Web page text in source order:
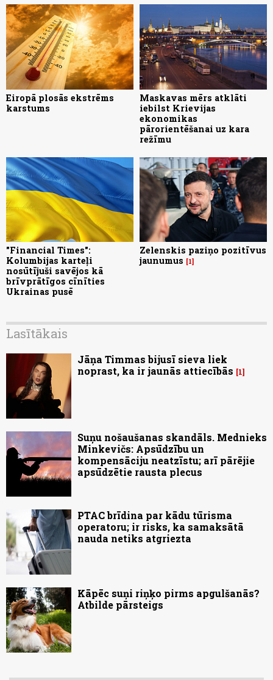
Eiropā plosās ekstrēms
karstums
Maskavas mērs atklāti
iebilst Krievijas
ekonomikas
pārorientēšanai uz kara
režīmu
"Financial Times":
Kolumbijas karteļi
nosūtījuši savējos kā
brīvprātīgos cīnīties
Ukrainas pusē
Zelenskis paziņo pozitīvus
jaunumus
1
Lasītākais
Jāņa Timmas bijusī sieva liek
noprast, ka ir jaunās attiecībās
1
Suņu nošaušanas skandāls. Mednieks
Minkevičs: Apsūdzību un
kompensāciju neatzīstu; arī pārējie
apsūdzētie rausta plecus
PTAC brīdina par kādu tūrisma
operatoru; ir risks, ka samaksātā
nauda netiks atgriezta
Kāpēc suņi riņķo pirms apgulšanās?
Atbilde pārsteigs